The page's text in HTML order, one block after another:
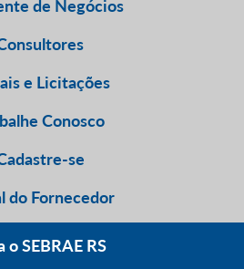
de Negócios
e Licitações
Conosco
se
do Fornecedor
o SEBRAE RS